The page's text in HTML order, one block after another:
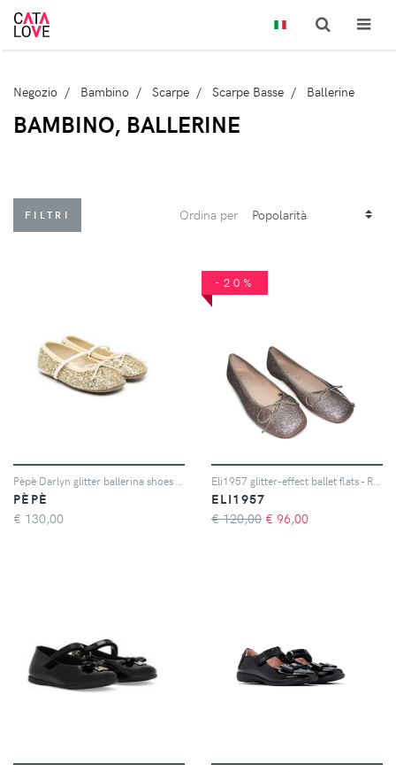
Negozio Bambino Scarpe Scarpe Basse Ballerine
BAMBINO, BALLERINE
FILTRI Ordina per
Pèpè Darlyn glitter ballerina shoes - Oro
PÈPÈ
€ 130,00
-20%
Eli1957 glitter-effect ballet flats - Rosa
ELI1957
€ 120,00 € 96,00